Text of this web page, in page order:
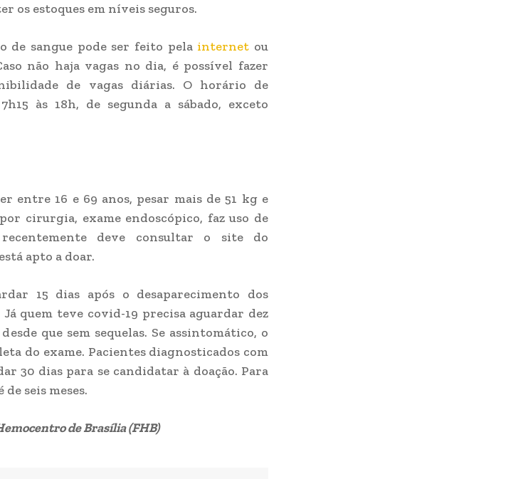
os estoques em níveis seguros.
de sangue pode ser feito pela internet ou
não haja vagas no dia, é possível fazer
de vagas diárias. O horário de
às 18h, de segunda a sábado, exceto
entre 16 e 69 anos, pesar mais de 51 kg e
cirurgia, exame endoscópico, faz uso de
recentemente deve consultar o site do
apto a doar.
15 dias após o desaparecimento dos
quem teve covid-19 precisa aguardar dez
que sem sequelas. Se assintomático, o
do exame. Pacientes diagnosticados com
30 dias para se candidatar à doação. Para
seis meses.
de Brasília (FHB)